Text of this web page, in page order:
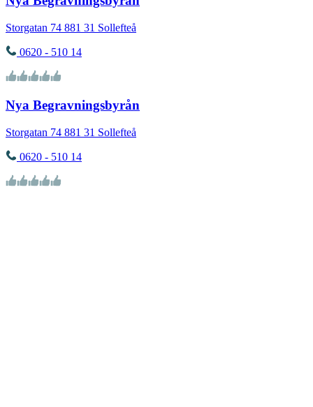
Storgatan 74 881 31 Sollefteå
0620 - 510 14
Nya Begravningsbyrån
Storgatan 74 881 31 Sollefteå
0620 - 510 14